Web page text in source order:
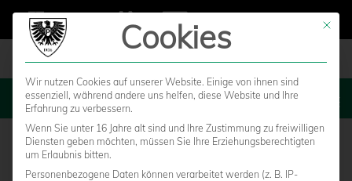
MENU
Mit
Cookies
Wir nutzen Cookies auf unserer Website. Einige von ihnen sind
essenziell, während andere uns helfen, diese Website und Ihre
Erfahrung zu verbessern.
Wenn Sie unter 16 Jahre alt sind und Ihre Zustimmung zu freiwilligen
Diensten geben möchten, müssen Sie Ihre Erziehungsberechtigten
um Erlaubnis bitten.
Personenbezogene Daten können verarbeitet werden (z. B. IP-